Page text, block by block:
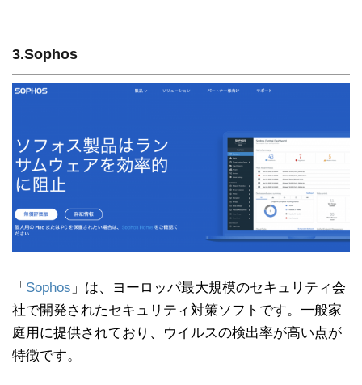
3.Sophos
「 Sophos 」は、ヨーロッパ最大規模のセキュリティ会
社で開発されたセキュリティ対策ソフトです。一般家
庭用に提供されており、ウイルスの検出率が高い点が
特徴です。